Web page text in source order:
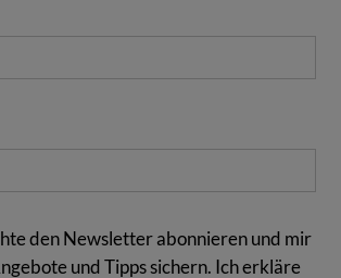
den Newsletter abonnieren und mir
und Tipps sichern. Ich erkläre